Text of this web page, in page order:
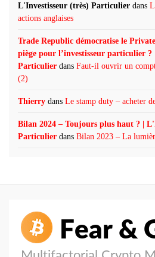
L'Investisseur (très) Particulier dans
actions anglaises
Trade Republic démocratise le
piège pour l’investisseur particulier ?
Particulier dans Faut-il ouvrir un
(2)
Thierry dans Le stamp duty – acheter
Bilan 2024 – Toujours plus haut ? |
Particulier dans Bilan 2023 – La